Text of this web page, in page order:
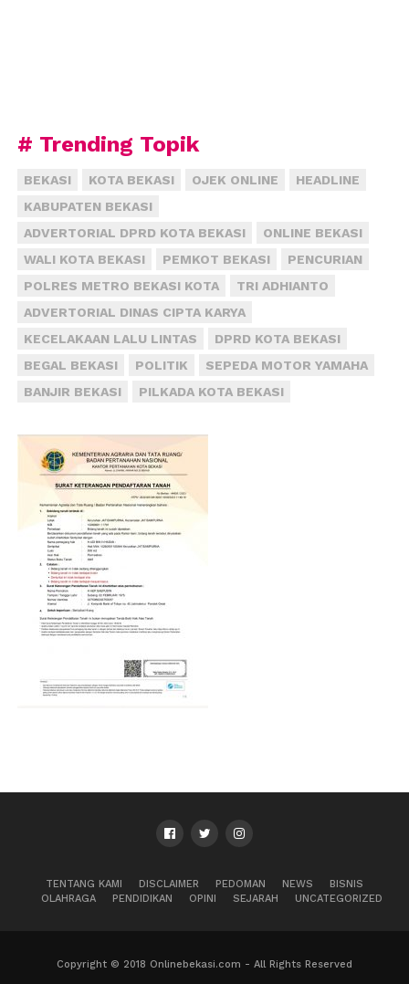
# Trending Topik
BEKASI KOTA BEKASI OJEK ONLINE
HEADLINE
KABUPATEN BEKASI
ADVERTORIAL DPRD KOTA BEKASI
ONLINE BEKASI
WALI KOTA BEKASI
PEMKOT BEKASI
PENCURIAN
POLRES METRO BEKASI KOTA
TRI ADHIANTO
ADVERTORIAL DINAS CIPTA KARYA
KECELAKAAN LALU LINTAS
DPRD KOTA BEKASI
BEGAL BEKASI
POLITIK
SEPEDA MOTOR YAMAHA
BANJIR BEKASI
PILKADA KOTA BEKASI
TENTANG KAMI DISCLAIMER PEDOMAN NEWS
BISNIS
OLAHRAGA
PENDIDIKAN OPINI SEJARAH UNCATEGORIZED
Copyright © 2018 Onlinebekasi.com - All Rights Reserved